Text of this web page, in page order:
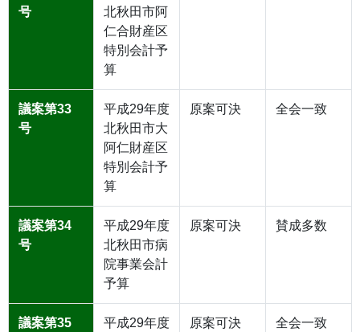
号
北秋田市阿
仁合財産区
特別会計予
算
議案第33
号
平成29年度
北秋田市大
阿仁財産区
特別会計予
算
原案可決 全会一致
議案第34
号
平成29年度
北秋田市病
院事業会計
予算
原案可決 賛成多数
議案第35
平成29年度
原案可決 全会一致